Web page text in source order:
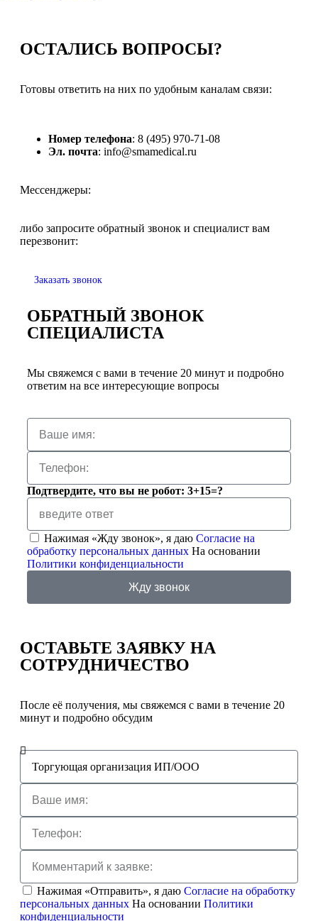
ОСТАЛИСЬ ВОПРОСЫ?
Готовы ответить на них по удобным каналам связи:
Номер телефона: 8 (495) 970-71-08
Эл. почта: info@smamedical.ru
Мессенджеры:
либо запросите обратный звонок и специалист вам
перезвонит:
Заказать звонок
ОБРАТНЫЙ ЗВОНОК
СПЕЦИАЛИСТА
Мы свяжемся с вами в течение 20 минут и подробно
ответим на все интересующие вопросы
Подтвердите, что вы не робот: 3+15=?
Нажимая «Жду звонок», я даю Согласие на
обработку персональных данных На основании
Политики конфиденциальности
Жду звонок
ОСТАВЬТЕ ЗАЯВКУ НА
СОТРУДНИЧЕСТВО
После её получения, мы свяжемся с вами в течение 20
минут и подробно обсудим
Нажимая «Отправить», я даю Согласие на обработку
персональных данных На основании Политики
конфиденциальности